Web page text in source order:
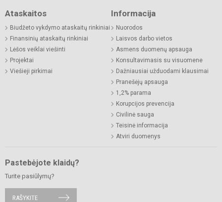
Ataskaitos
Biudžeto vykdymo ataskaitų rinkiniai
Finansinių ataskaitų rinkiniai
Lėšos veiklai viešinti
Projektai
Viešieji pirkimai
Informacija
Nuorodos
Laisvos darbo vietos
Asmens duomenų apsauga
Konsultavimasis su visuomene
Dažniausiai užduodami klausimai
Pranešėjų apsauga
1,2% parama
Korupcijos prevencija
Civilinė sauga
Teisinė informacija
Atviri duomenys
Pastebėjote klaidų?
Turite pasiūlymų?
RAŠYKITE